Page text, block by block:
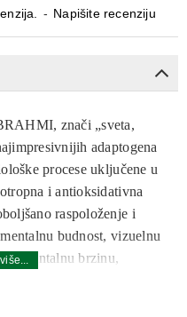
- Napišite recenziju
znači „sveta,
adaptogena
procese uključene u
i antioksidativna
raspoloženje i
budnost, vizuelnu
mentalnu brzinu,